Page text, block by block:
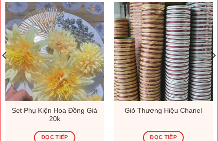
Set Phụ Kiện Hoa Đồng Giá
20k
ĐỌC TIẾP
Giỏ Thương Hiệu Chanel
ĐỌC TIẾP